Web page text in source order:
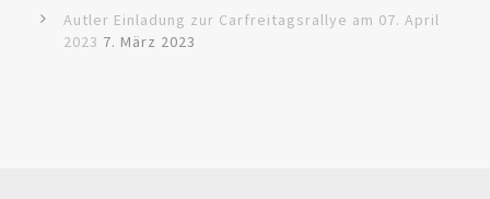
Autler Einladung zur Carfreitagsrallye am 07. April
2023 7. März 2023